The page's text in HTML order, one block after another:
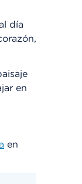
día
en
en